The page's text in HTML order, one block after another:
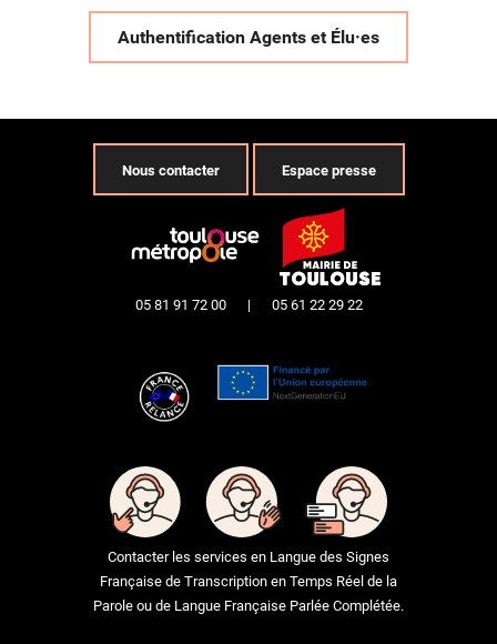
Authentification Agents et Élu·es
Nous contacter Espace presse
05 81 91 72 00 | 05 61 22 29 22
Contacter les services en Langue des Signes
Française de Transcription en Temps Réel de la
Parole ou de Langue Française Parlée Complétée.